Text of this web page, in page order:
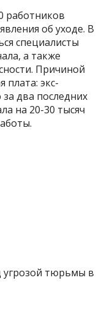
работников
об уходе. В
специалисты
а также
Причиной
плата: экс-
два последних
на 20-30 тысяч
угрозой тюрьмы в